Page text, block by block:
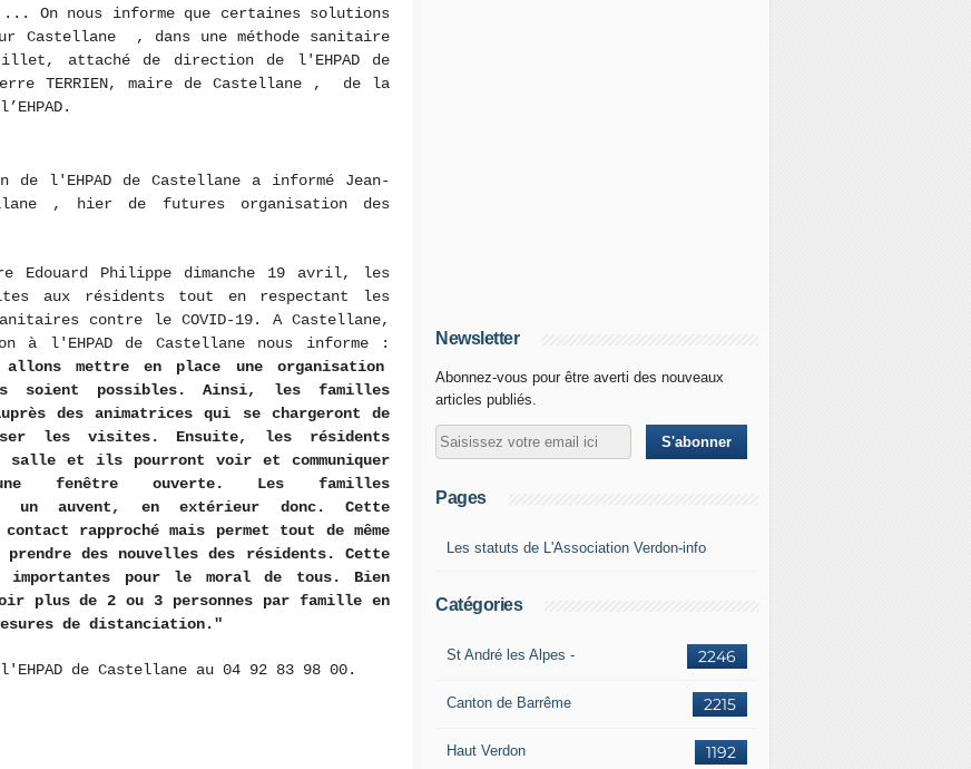
On nous informe que certaines solutions
Castellane , dans une méthode sanitaire
attaché de direction de l'EHPAD de
TERRIEN, maire de Castellane , de la
l'EHPAD de Castellane a informé Jean-
, hier de futures organisation des
Edouard Philippe dimanche 19 avril, les
aux résidents tout en respectant les
contre le COVID-19. A Castellane,
l'EHPAD de Castellane nous informe :
mettre en place une organisation
soient possibles. Ainsi, les familles
des animatrices qui se chargeront de
les visites. Ensuite, les résidents
et ils pourront voir et communiquer
fenêtre ouverte. Les familles
auvent, en extérieur donc. Cette
rapproché mais permet tout de même
des nouvelles des résidents. Cette
pour le moral de tous. Bien
plus de 2 ou 3 personnes par famille en
de distanciation."
de Castellane au 04 92 83 98 00.
Newsletter
Abonnez-vous pour être averti des nouveaux
articles publiés.
Pages
Les statuts de L'Association Verdon-info
Catégories
2246
St André les Alpes -
2215
Canton de Barrême
1192
Haut Verdon